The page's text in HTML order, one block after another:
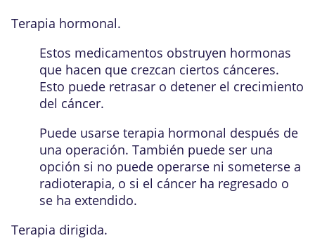
Terapia hormonal.
Estos medicamentos obstruyen hormonas
que hacen que crezcan ciertos cánceres.
Esto puede retrasar o detener el crecimiento
del cáncer.
Puede usarse terapia hormonal después de
una operación. También puede ser una
opción si no puede operarse ni someterse a
radioterapia, o si el cáncer ha regresado o
se ha extendido.
Terapia dirigida.